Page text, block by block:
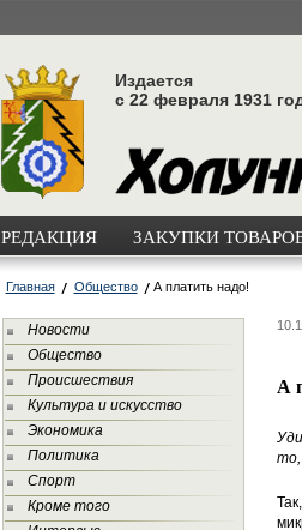
Издается
с 22 февраля 1931
РЕДАКЦИЯ ЗАКУПКИ
Главная Общество А платить надо!
Новости
Общество
Происшествия
Культура и искусство
Экономика
Политика
Спорт
Кроме того
А
то,